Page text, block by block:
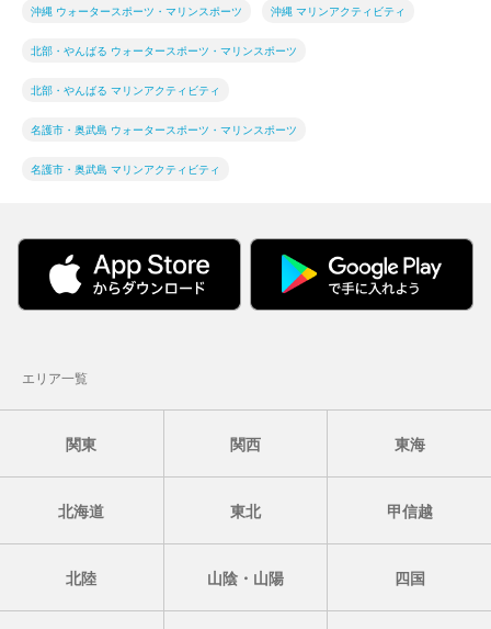
沖縄 ウォータースポーツ・マリンスポーツ 沖縄 マリンアクティビティ
北部・やんばる ウォータースポーツ・マリンスポーツ
北部・やんばる マリンアクティビティ
名護市・奥武島 ウォータースポーツ・マリンスポーツ
名護市・奥武島 マリンアクティビティ
エリア一覧
関東 関西 東海
北海道 東北 甲信越
北陸 山陰・山陽 四国